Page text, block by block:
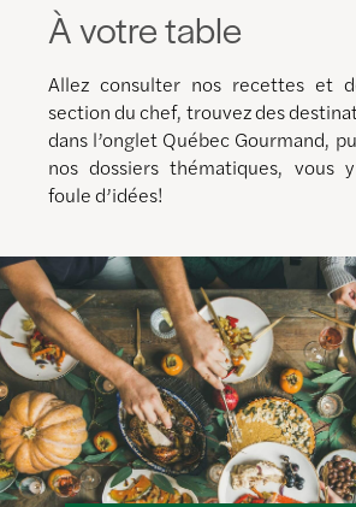
À votre table
Allez consulter nos recettes et
section du chef, trouvez des
dans l’onglet Québec Gourmand,
nos dossiers thématiques, vous
foule d’idées!